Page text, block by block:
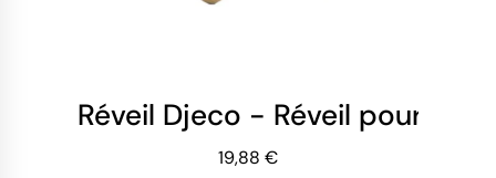
Réveil Djeco - Réveil pour
19,88 €